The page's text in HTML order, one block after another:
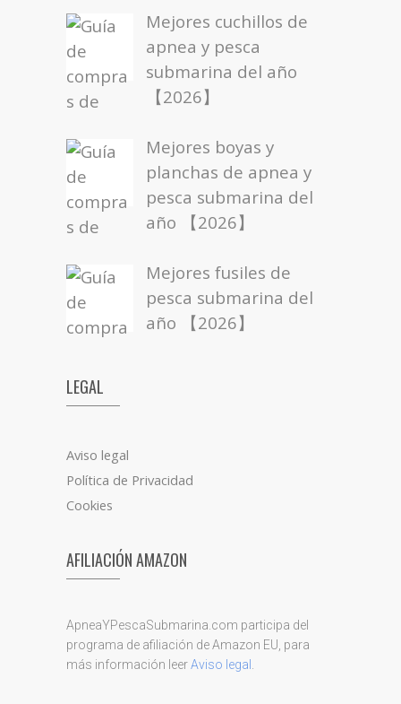
Mejores cuchillos de
apnea y pesca
submarina del año
【2026】
Mejores boyas y
planchas de apnea y
pesca submarina del
año 【2026】
Mejores fusiles de
pesca submarina del
año 【2026】
LEGAL
Aviso legal
Política de Privacidad
Cookies
AFILIACIÓN AMAZON
ApneaYPescaSubmarina.com participa del
programa de afiliación de Amazon EU, para
más información leerAviso legal .